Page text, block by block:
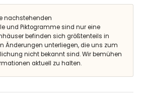
mit Abmessungen: 8M x 4M und 2M
nachstehenden
und Piktogramme sind nur eine
befinden sich größtenteils in
Änderungen unterliegen, die uns zum
nicht bekannt sind. Wir bemühen
aktuell zu halten.